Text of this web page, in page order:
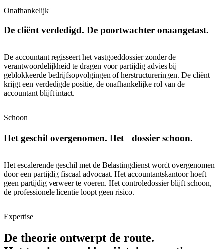
Onafhankelijk
De cliënt verdedigd. De poortwachter onaangetast.
De accountant regisseert het vastgoeddossier zonder de
verantwoordelijkheid te dragen voor partijdig advies bij
geblokkeerde bedrijfsopvolgingen of herstructureringen. De cliënt
krijgt een verdedigde positie, de onafhankelijke rol van de
accountant blijft intact.
Schoon
Het geschil overgenomen. Het dossier schoon.
Het escalerende geschil met de Belastingdienst wordt overgenomen
door een partijdig fiscaal advocaat. Het accountantskantoor hoeft
geen partijdig verweer te voeren. Het controledossier blijft schoon,
de professionele licentie loopt geen risico.
Expertise
De theorie ontwerpt de route.